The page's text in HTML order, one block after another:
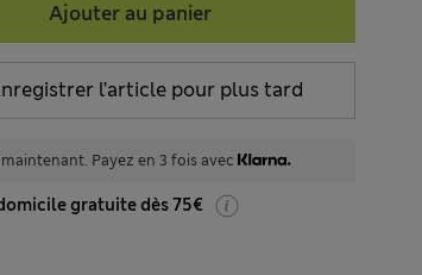
Ajouter au panier
l’article pour plus tard
Payez en 3 fois avec
gratuite dès 75€